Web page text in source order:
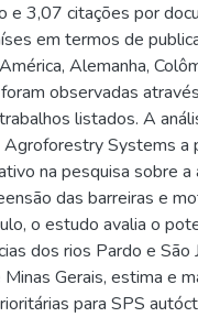
e 3,07 citações por
em termos de
Alemanha,
observadas
listados. A
Systems a
na pesquisa sobre a
das barreiras e
o estudo avalia o
dos rios Pardo e São
Gerais, estima e
para SPS